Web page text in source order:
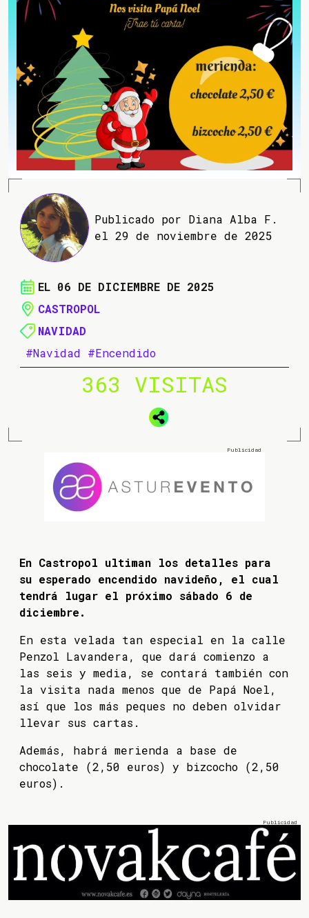
Publicado por Diana Alba F.
el 29 de noviembre de 2025
EL 06 DE DICIEMBRE DE 2025
CASTROPOL
NAVIDAD
#Navidad #Encendido
363 VISITAS
En Castropol ultiman los detalles para
su esperado encendido navideño, el cual
tendrá lugar el próximo sábado 6 de
diciembre.
En esta velada tan especial en la calle
Penzol Lavandera, que dará comienzo a
las seis y media, se contará también con
la visita nada menos que de Papá Noel,
así que los más peques no deben olvidar
llevar sus cartas.
Además, habrá merienda a base de
chocolate (2,50 euros) y bizcocho (2,50
euros).